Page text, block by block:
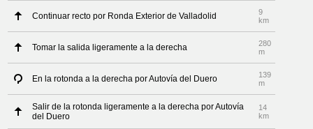
Continuar recto por Ronda Exterior de Valladolid
9
km
Tomar la salida ligeramente a la derecha
280
m
En la rotonda a la derecha por Autovía del Duero
139
m
Salir de la rotonda ligeramente a la derecha por Autovía
del Duero
14
km